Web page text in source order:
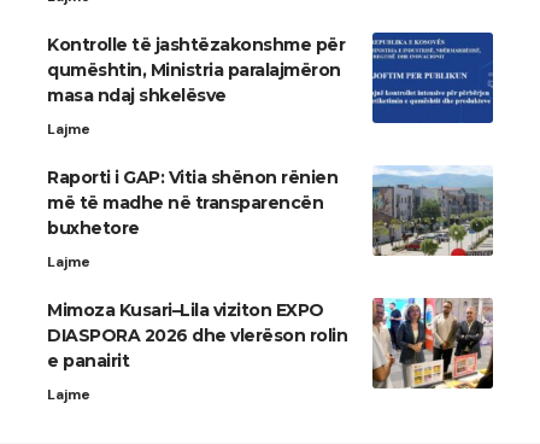
Kontrolle të jashtëzakonshme për
qumështin, Ministria paralajmëron
masa ndaj shkelësve
Lajme
Raporti i GAP: Vitia shënon rënien
më të madhe në transparencën
buxhetore
Lajme
Mimoza Kusari–Lila viziton EXPO
DIASPORA 2026 dhe vlerëson rolin
e panairit
Lajme